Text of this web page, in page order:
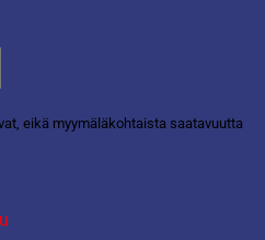
eikä myymäläkohtaista saatavuutta